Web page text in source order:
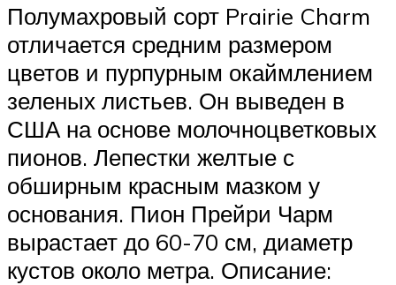
Полумахровый сорт Prairie Charm
отличается средним размером
цветов и пурпурным окаймлением
зеленых листьев. Он выведен в
США на основе молочноцветковых
пионов. Лепестки желтые с
обширным красным мазком у
основания. Пион Прейри Чарм
вырастает до 60-70 см, диаметр
кустов около метра. Описание: